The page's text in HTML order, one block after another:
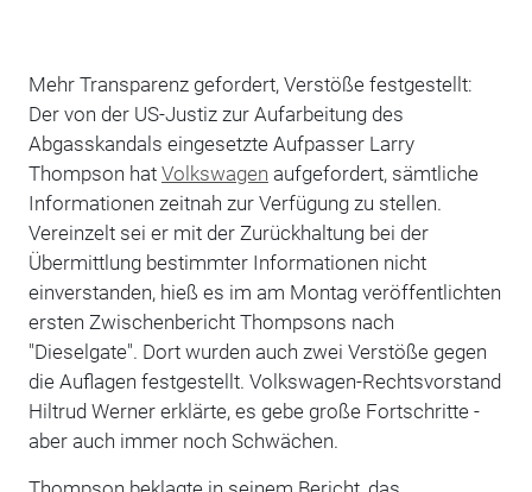
Mehr Transparenz gefordert, Verstöße festgestellt:
Der von der US-Justiz zur Aufarbeitung des
Abgasskandals eingesetzte Aufpasser Larry
Thompson hat Volkswagen aufgefordert, sämtliche
Informationen zeitnah zur Verfügung zu stellen.
Vereinzelt sei er mit der Zurückhaltung bei der
Übermittlung bestimmter Informationen nicht
einverstanden, hieß es im am Montag veröffentlichten
ersten Zwischenbericht Thompsons nach
"Dieselgate". Dort wurden auch zwei Verstöße gegen
die Auflagen festgestellt. Volkswagen-Rechtsvorstand
Hiltrud Werner erklärte, es gebe große Fortschritte -
aber auch immer noch Schwächen.